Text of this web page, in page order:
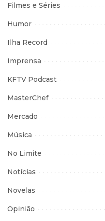
Filmes e Séries
Humor
Ilha Record
Imprensa
KFTV Podcast
MasterChef
Mercado
Música
No Limite
Notícias
Novelas
Opinião